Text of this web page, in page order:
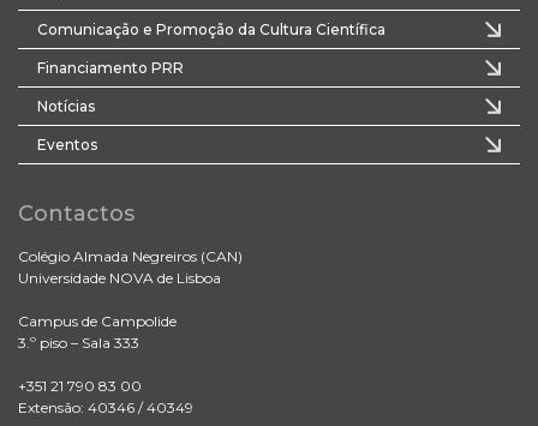
Comunicação e Promoção da Cultura Científica
Financiamento PRR
Notícias
Eventos
Contactos
Colégio Almada Negreiros (CAN)
Universidade NOVA de Lisboa
Campus de Campolide
3.º piso – Sala 333
+351 21 790 83 00
Extensão: 40346 / 40349